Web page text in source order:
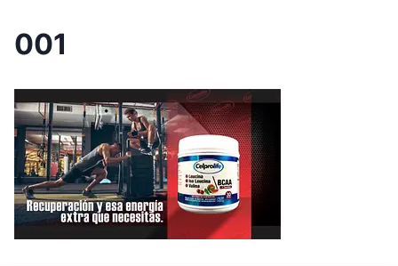
001